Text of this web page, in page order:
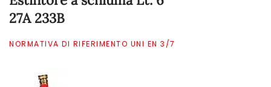
27A 233B
NORMATIVA DI RIFERIMENTO UNI EN 3/7